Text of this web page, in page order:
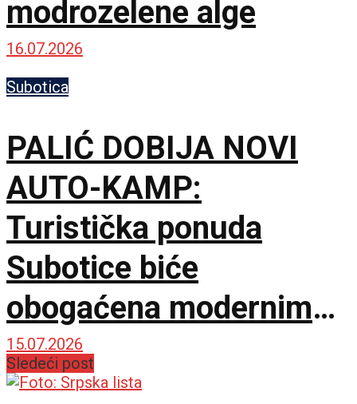
modrozelene alge
16.07.2026
Subotica
PALIĆ DOBIJA NOVI
AUTO-KAMP:
Turistička ponuda
Subotice biće
obogaćena modernim
kompleksom
15.07.2026
Sledeći post